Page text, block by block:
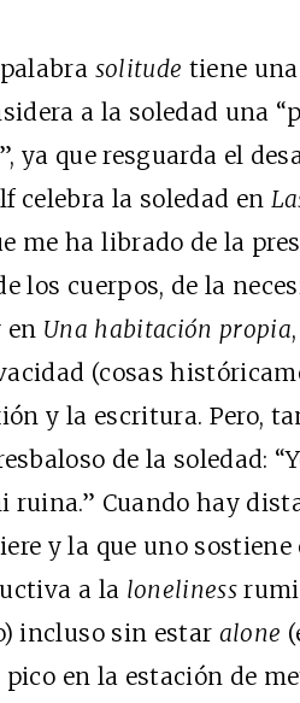
solitude tiene
a la soledad una “
”, ya que resguarda el
celebra la soledad en
me ha librado de la
los cuerpos, de la
en Una habitación propia
(cosas
y la escritura. Pero,
de la soledad:
ruina.” Cuando hay
y la que uno
a la loneliness
incluso sin estar alone
pico en la estación de